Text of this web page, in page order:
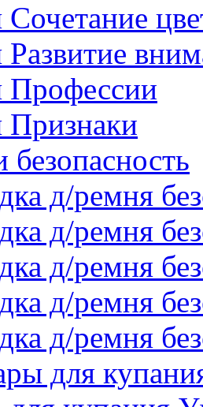
Профессии
Признаки
д/ремня
д/ремня
д/ремня
д/ремня
д/ремня
для